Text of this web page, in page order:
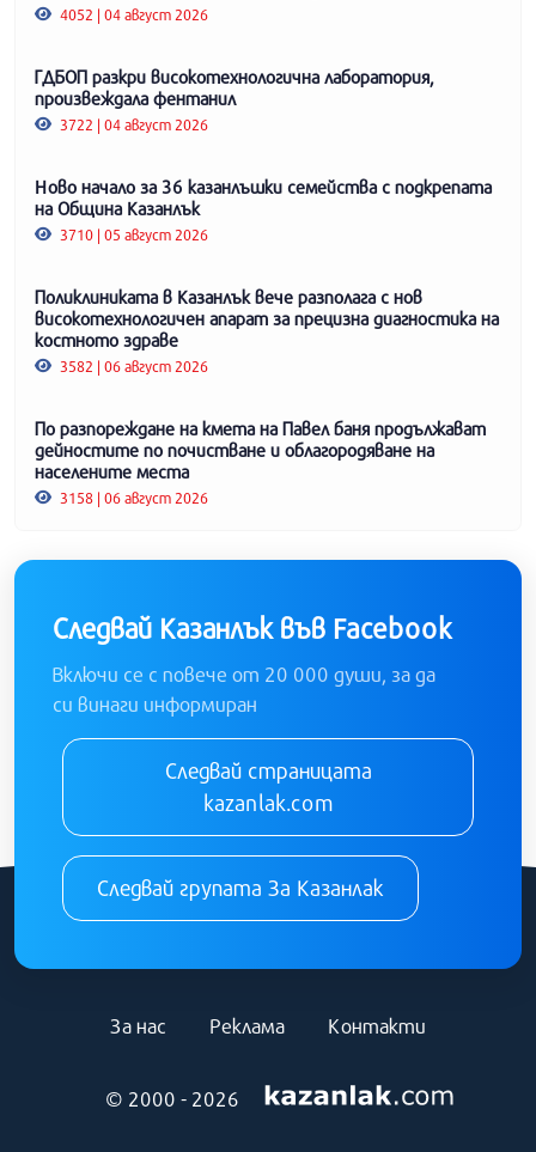
4052 | 04 август 2026
ГДБОП разкри високотехнологична лаборатория,
произвеждала фентанил
3722 | 04 август 2026
Ново начало за 36 казанлъшки семейства с подкрепата
на Община Казанлък
3710 | 05 август 2026
Поликлиниката в Казанлък вече разполага с нов
високотехнологичен апарат за прецизна диагностика на
костното здраве
3582 | 06 август 2026
По разпореждане на кмета на Павел баня продължават
дейностите по почистване и облагородяване на
населените места
3158 | 06 август 2026
Следвай Казанлък във Facebook
Включи се с повече от 20 000 души, за да
си винаги информиран
Следвай страницата
kazanlak.com
Следвай групата За Казанлак
© 2000 - 2026
За нас Реклама Контакти